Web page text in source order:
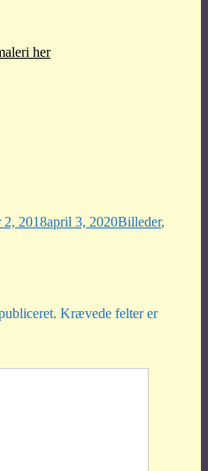
her
2, 2018april 3, 2020Billeder,
Krævede felter er